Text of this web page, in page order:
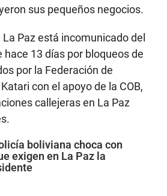
sus pequeños negocios.
Paz está incomunicado del
hace 13 días por bloqueos de
por la Federación de
con el apoyo de la COB,
callejeras en La Paz
boliviana choca con
exigen en La Paz la